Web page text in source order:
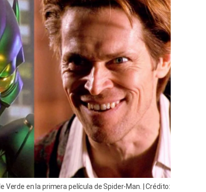
Verde en la primera película de Spider-Man. | Crédito: